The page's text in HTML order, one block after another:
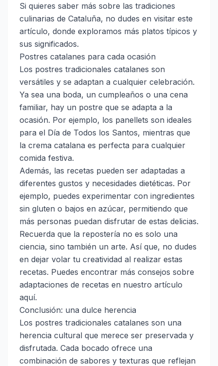
Si quieres saber más sobre las tradiciones
culinarias de Cataluña, no dudes en visitar este
artículo, donde exploramos más platos típicos y
sus significados.
Postres catalanes para cada ocasión
Los postres tradicionales catalanes son
versátiles y se adaptan a cualquier celebración.
Ya sea una boda, un cumpleaños o una cena
familiar, hay un postre que se adapta a la
ocasión. Por ejemplo, los panellets son ideales
para el Día de Todos los Santos, mientras que
la crema catalana es perfecta para cualquier
comida festiva.
Además, las recetas pueden ser adaptadas a
diferentes gustos y necesidades dietéticas. Por
ejemplo, puedes experimentar con ingredientes
sin gluten o bajos en azúcar, permitiendo que
más personas puedan disfrutar de estas delicias.
Recuerda que la repostería no es solo una
ciencia, sino también un arte. Así que, no dudes
en dejar volar tu creatividad al realizar estas
recetas. Puedes encontrar más consejos sobre
adaptaciones de recetas en nuestro artículo
aquí.
Conclusión: una dulce herencia
Los postres tradicionales catalanes son una
herencia cultural que merece ser preservada y
disfrutada. Cada bocado ofrece una
combinación de sabores y texturas que reflejan